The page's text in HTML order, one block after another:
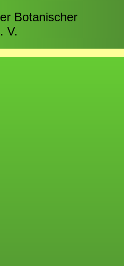
Botanischer
V.